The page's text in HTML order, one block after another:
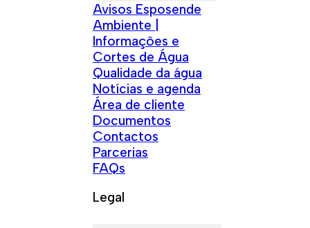
Avisos Esposende
Ambiente |
Informações e
Cortes de Água
Qualidade da água
Notícias e agenda
Área de cliente
Documentos
Contactos
Parcerias
FAQs
Legal